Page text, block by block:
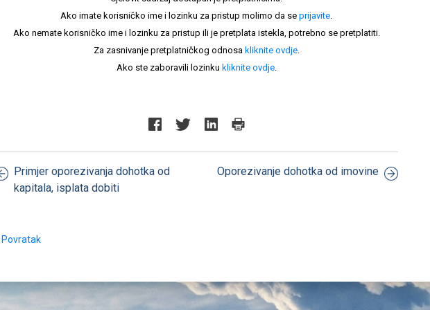
Ako imate korisničko ime i lozinku za pristup molimo da se prijavite.
Ako nemate korisničko ime i lozinku za pristup ili je pretplata istekla, potrebno se pretplatiti.
Za zasnivanje pretplatničkog odnosa kliknite ovdje.
Ako ste zaboravili lozinku kliknite ovdje.
Primjer oporezivanja dohotka od
kapitala, isplata dobiti
Oporezivanje dohotka od imovine
Povratak